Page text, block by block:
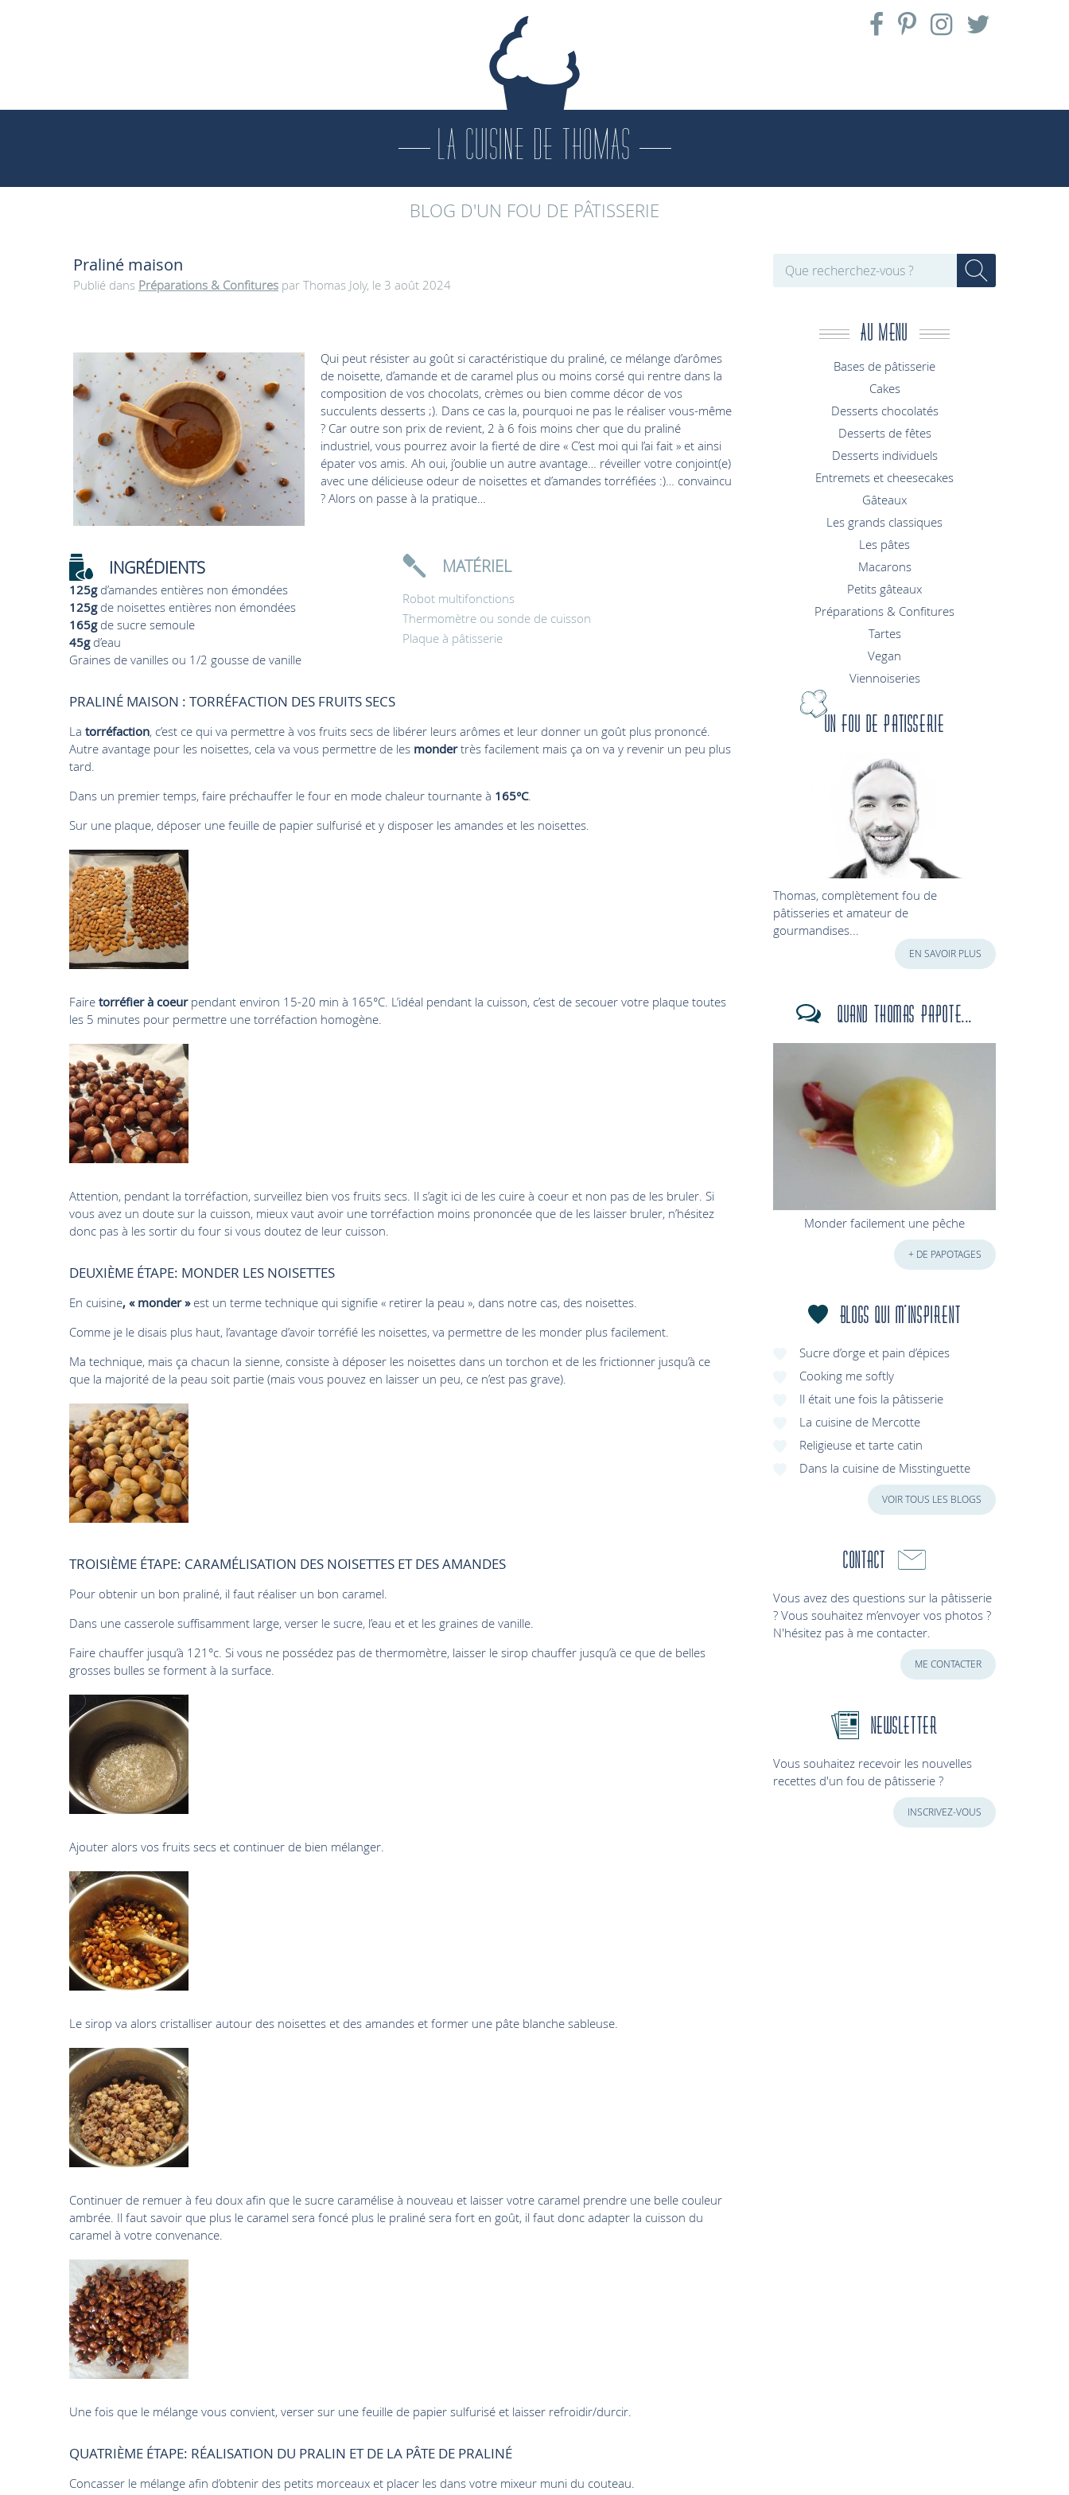
LA CUISINE DE THOMAS
BLOG D'UN FOU DE PÂTISSERIE
Praliné maison
Publié dans Préparations & Confitures par Thomas Joly, le 3 août 2024
Qui peut résister au goût si caractéristique du praliné, ce mélange d’arômes
de noisette, d’amande et de caramel plus ou moins corsé qui rentre dans la
composition de vos chocolats, crèmes ou bien comme décor de vos
succulents desserts ;). Dans ce cas la, pourquoi ne pas le réaliser vous-même
? Car outre son prix de revient, 2 à 6 fois moins cher que du praliné
industriel, vous pourrez avoir la fierté de dire « C’est moi qui l’ai fait » et ainsi
épater vos amis. Ah oui, j’oublie un autre avantage… réveiller votre conjoint(e)
avec une délicieuse odeur de noisettes et d’amandes torréfiées :)… convaincu
? Alors on passe à la pratique…
INGRÉDIENTS
125gd’amandes entières non émondées
125gde noisettes entières non émondées
165gde sucre semoule
45gd’eau
Graines de vanilles ou 1/2 gousse de vanille
MATÉRIEL
Robot multifonctions
Thermomètre ou sonde de cuisson
Plaque à pâtisserie
PRALINÉ MAISON : TORRÉFACTION DES FRUITS SECS
La torréfaction, c’est ce qui va permettre à vos fruits secs de libérer leurs arômes et leur donner un goût plus prononcé.
Autre avantage pour les noisettes, cela va vous permettre de les mondertrès facilement mais ça on va y revenir un peu plus
tard.
Dans un premier temps, faire préchauffer le four en mode chaleur tournante à 165°C.
Sur une plaque, déposer une feuille de papier sulfurisé et y disposer les amandes et les noisettes.
Faire torréfier à coeurpendant environ 15-20 min à 165°C. L’idéal pendant la cuisson, c’est de secouer votre plaque toutes
les 5 minutes pour permettre une torréfaction homogène.
Attention, pendant la torréfaction, surveillez bien vos fruits secs. Il s’agit ici de les cuire à coeur et non pas de les bruler. Si
vous avez un doute sur la cuisson, mieux vaut avoir une torréfaction moins prononcée que de les laisser bruler, n’hésitez
donc pas à les sortir du four si vous doutez de leur cuisson.
DEUXIÈME ÉTAPE: MONDER LES NOISETTES
En cuisine, « monder »est un terme technique qui signifie « retirer la peau », dans notre cas, des noisettes.
Comme je le disais plus haut, l’avantage d’avoir torréfié les noisettes, va permettre de les monder plus facilement.
Ma technique, mais ça chacun la sienne, consiste à déposer les noisettes dans un torchon et de les frictionner jusqu’à ce
que la majorité de la peau soit partie (mais vous pouvez en laisser un peu, ce n’est pas grave).
TROISIÈME ÉTAPE: CARAMÉLISATION DES NOISETTES ET DES AMANDES
Pour obtenir un bon praliné, il faut réaliser un bon caramel.
Dans une casserole suffisamment large, verser le sucre, l’eau et et les graines de vanille.
Faire chauffer jusqu’à 121°c. Si vous ne possédez pas de thermomètre, laisser le sirop chauffer jusqu’à ce que de belles
grosses bulles se forment à la surface.
Ajouter alors vos fruits secs et continuer de bien mélanger.
Le sirop va alors cristalliser autour des noisettes et des amandes et former une pâte blanche sableuse.
Continuer de remuer à feu doux afin que le sucre caramélise à nouveau et laisser votre caramel prendre une belle couleur
ambrée. Il faut savoir que plus le caramel sera foncé plus le praliné sera fort en goût, il faut donc adapter la cuisson du
caramel à votre convenance.
Une fois que le mélange vous convient, verser sur une feuille de papier sulfurisé et laisser refroidir/durcir.
QUATRIÈME ÉTAPE: RÉALISATION DU PRALIN ET DE LA PÂTE DE PRALINÉ
Concasser le mélange afin d’obtenir des petits morceaux et placer les dans votre mixeur muni du couteau.
AU MENU
Bases de pâtisserie
Cakes
Desserts chocolatés
Desserts de fêtes
Desserts individuels
Entremets et cheesecakes
Gâteaux
Les grands classiques
Les pâtes
Macarons
Petits gâteaux
Préparations & Confitures
Tartes
Vegan
Viennoiseries
Un fou de patisserie
Thomas, complètement fou de
pâtisseries et amateur de
gourmandises...
EN SAVOIR PLUS
Quand Thomas papote...
Monder facilement une pêche
+ DE PAPOTAGES
Blogs qui m'inspirent
Sucre d’orge et pain d’épices
Cooking me softly
Il était une fois la pâtisserie
La cuisine de Mercotte
Religieuse et tarte catin
Dans la cuisine de Misstinguette
VOIR TOUS LES BLOGS
Contact
Vous avez des questions sur la pâtisserie
? Vous souhaitez m’envoyer vos photos ?
N'hésitez pas à me contacter.
ME CONTACTER
Newsletter
Vous souhaitez recevoir les nouvelles
recettes d'un fou de pâtisserie ?
INSCRIVEZ-VOUS